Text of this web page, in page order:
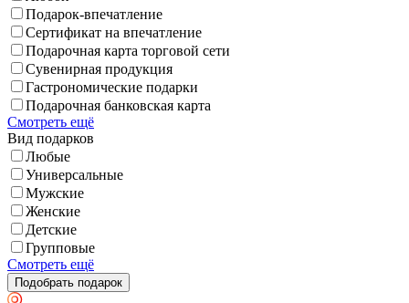
Подарок-впечатление
Сертификат на впечатление
Подарочная карта торговой сети
Сувенирная продукция
Гастрономические подарки
Подарочная банковская карта
Смотреть ещё
Вид подарков
Любые
Универсальные
Мужские
Женские
Детские
Групповые
Смотреть ещё